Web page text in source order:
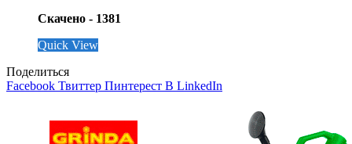
Скачено - 1381
Quick View
Поделиться
Facebook Твиттер Пинтерест В LinkedIn